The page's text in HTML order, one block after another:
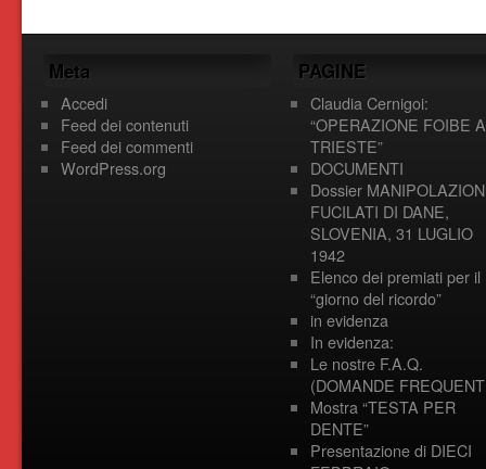
Meta
Accedi
Feed dei contenuti
Feed dei commenti
WordPress.org
PAGINE
Claudia Cernigoi:
“OPERAZIONE FOIBE A
TRIESTE”
DOCUMENTI
Dossier
FUCILATI DI DANE,
SLOVENIA, 31 LUGLIO
1942
Elenco dei premiati per il
“giorno del ricordo”
in evidenza
In evidenza:
Le nostre F.A.Q.
(DOMANDE
Mostra “TESTA PER
DENTE”
Presentazione di DIECI